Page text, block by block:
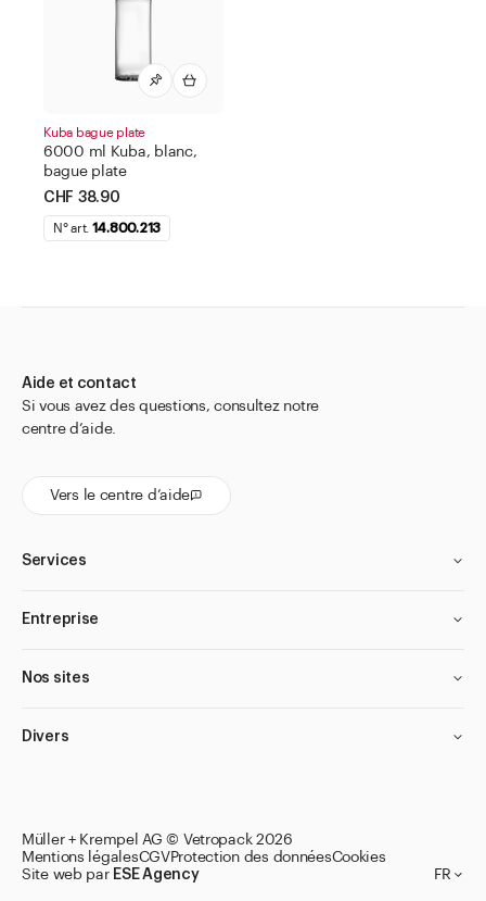
Accéder aux listes de souhaits
Kuba bague plate
6000 ml Kuba, blanc,
bague plate
CHF 38.90
N° art. 14.800.213
Aide et contact
Si vous avez des questions, consultez notre
centre d’aide.
Vers le centre d’aide
Services
Entreprise
Nos sites
Divers
Müller + Krempel AG © Vetropack 2026
Mentions légalesCGVProtection des donnéesCookies
Site web par ESE Agency FR